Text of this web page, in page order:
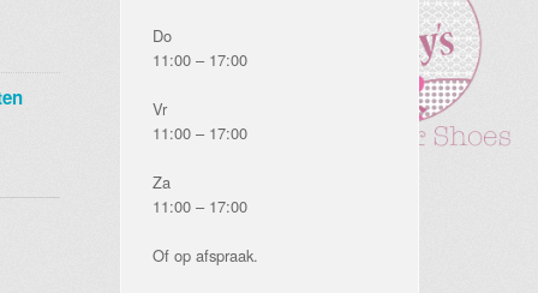
Do
11:00 – 17:00
Vr
11:00 – 17:00
Za
11:00 – 17:00
Of op afspraak.